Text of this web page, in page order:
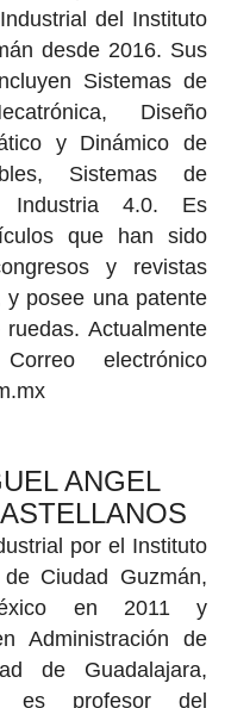
del Instituto
desde 2016. Sus
Sistemas de
Diseño
y Dinámico de
Sistemas de
Industria 4.0. Es
que han sido
y revistas
y posee una patente
Actualmente
electrónico
ANGEL
por el Instituto
de Ciudad Guzmán,
en 2011 y
Administración de
de Guadalajara,
es profesor del